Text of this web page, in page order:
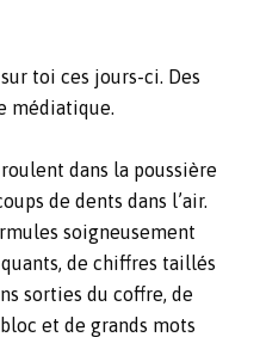
toi ces jours-ci. Des
médiatique.
dans la poussière
de dents dans l’air.
soigneusement
de chiffres taillés
sorties du coffre, de
et de grands mots